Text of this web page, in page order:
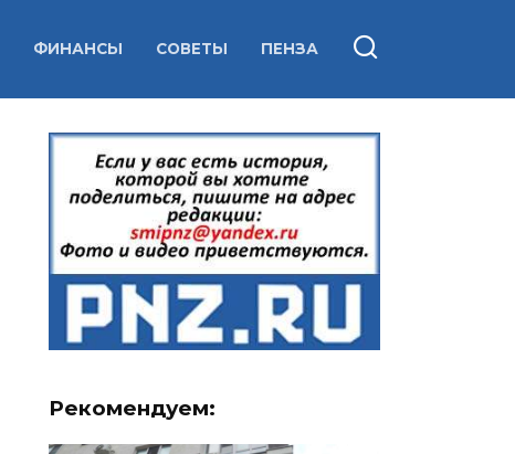
ФИНАНСЫ СОВЕТЫ ПЕНЗА
Рекомендуем: